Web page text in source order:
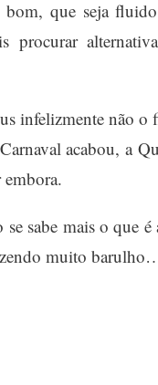
bom, que seja
procurar
infelizmente não o
acabou, a
sabe mais o que
muito